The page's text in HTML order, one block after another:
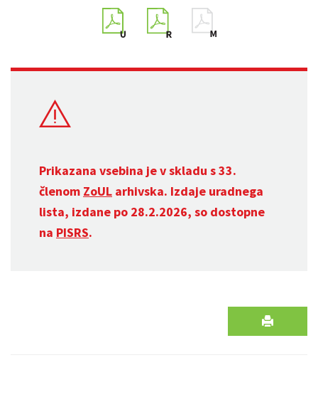
Prikazana vsebina je v skladu s 33.
členom ZoUL arhivska. Izdaje uradnega
lista, izdane po 28.2.2026, so dostopne
na PISRS.